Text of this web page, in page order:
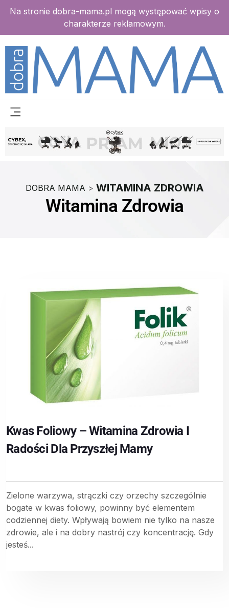
Na stronie dobra-mama.pl mogą występować wpisy o
charakterze reklamowym.
DOBRA MAMA > WITAMINA ZDROWIA
Witamina Zdrowia
Kwas Foliowy – Witamina Zdrowia I
Radości Dla Przyszłej Mamy
Zielone warzywa, strączki czy orzechy szczególnie
bogate w kwas foliowy, powinny być elementem
codziennej diety. Wpływają bowiem nie tylko na nasze
zdrowie, ale i na dobry nastrój czy koncentrację. Gdy
jesteś...